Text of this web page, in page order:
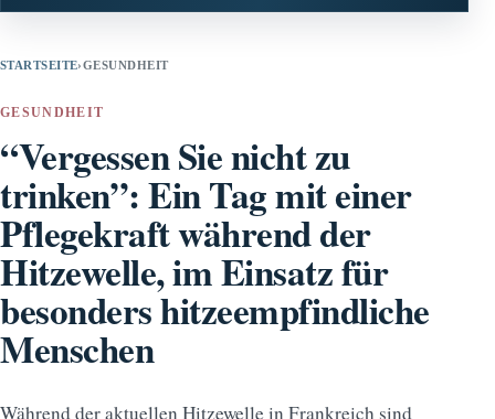
STARTSEITE›GESUNDHEIT
GESUNDHEIT
“Vergessen Sie nicht zu
trinken”: Ein Tag mit einer
Pflegekraft während der
Hitzewelle, im Einsatz für
besonders hitzeempfindliche
Menschen
Während der aktuellen Hitzewelle in Frankreich sind